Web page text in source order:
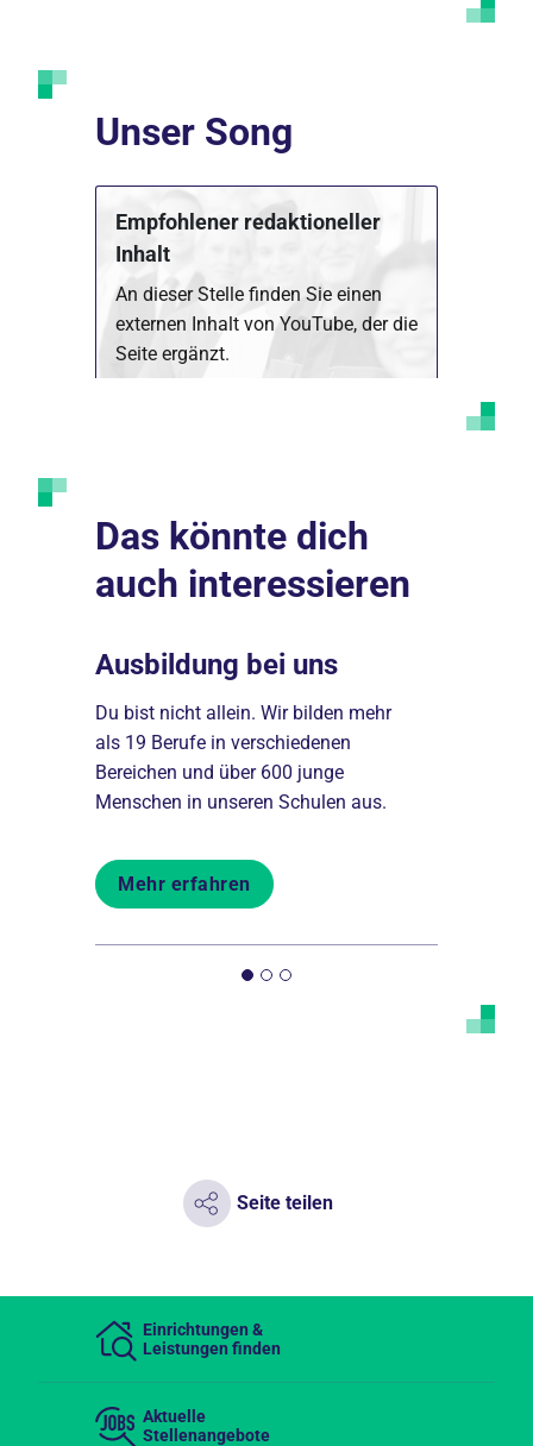
Unser Song
Empfohlener redaktioneller
Inhalt
An dieser Stelle finden Sie einen
externen Inhalt von YouTube, der die
Seite ergänzt.
Datenschutzerklärung.
Das könnte dich
auch interessieren
Ausbildung bei uns
Du bist nicht allein. Wir bilden mehr
als 19 Berufe in verschiedenen
Bereichen und über 600 junge
Menschen in unseren Schulen aus.
Mehr erfahren
Seite teilen
Einrichtungen &
Leistungen finden
Aktuelle
Stellenangebote